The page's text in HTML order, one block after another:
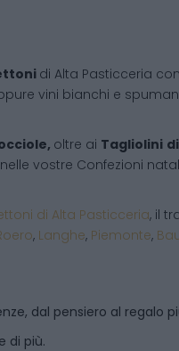
di Alta Pasticceria
vini bianchi e
oltre ai Tagliolini
vostre Confezioni
di Alta Pasticceria, il
, Langhe, Piemonte,
dal pensiero al regalo
di più.